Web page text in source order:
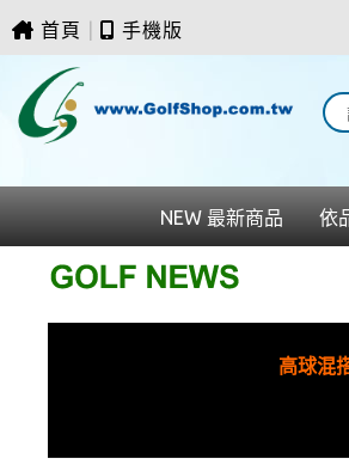
首頁 手機版
NEW 最新商品 依
高球混